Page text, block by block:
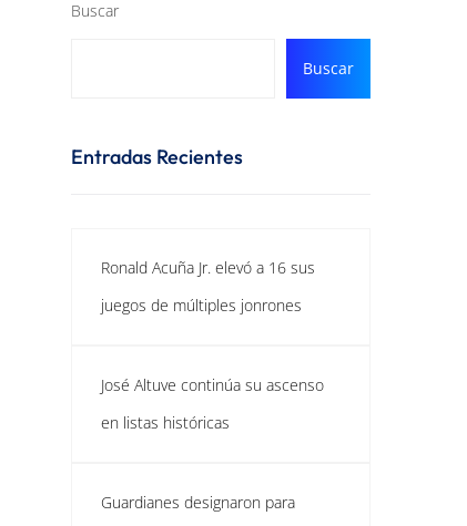
Buscar
Buscar
Entradas Recientes
Ronald Acuña Jr. elevó a 16 sus
juegos de múltiples jonrones
José Altuve continúa su ascenso
en listas históricas
Guardianes designaron para